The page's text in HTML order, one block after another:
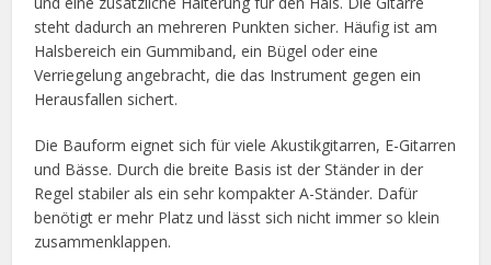
steht dadurch an mehreren Punkten sicher. Häufig ist am
Halsbereich ein Gummiband, ein Bügel oder eine
Verriegelung angebracht, die das Instrument gegen ein
Herausfallen sichert.
Die Bauform eignet sich für viele Akustikgitarren, E-Gitarren
und Bässe. Durch die breite Basis ist der Ständer in der
Regel stabiler als ein sehr kompakter A-Ständer. Dafür
benötigt er mehr Platz und lässt sich nicht immer so klein
zusammenklappen.